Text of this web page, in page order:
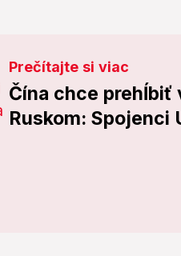
Prečítajte si viac
Čína chce prehĺbiť
Ruskom: Spojenci